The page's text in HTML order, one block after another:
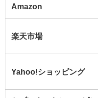
Amazon
楽天市場
Yahoo!ショッピング